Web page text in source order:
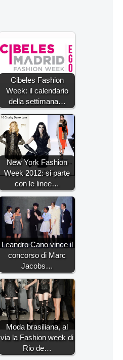
Cibeles Fashion
Week: il calendario
della settimana…
New York Fashion
Week 2012: si parte
con le linee…
Leandro Cano vince il
concorso di Marc
Jacobs…
Moda brasiliana, al
via la Fashion week di
Rio de…